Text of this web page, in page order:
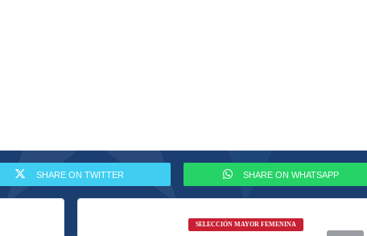
SHARE ON TWITTER SHARE ON WHATSAPP
SELECCIÓN MAYOR FEMENINA